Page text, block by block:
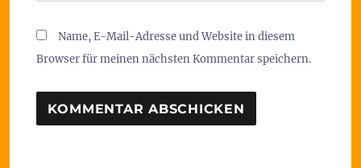
Name, E-Mail-Adresse und Website in diesem
Browser für meinen nächsten Kommentar speichern.